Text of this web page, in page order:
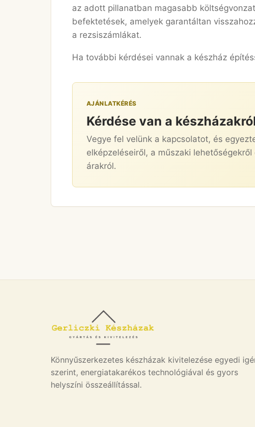
az adott pillanatban magasabb
befektetések, amelyek garantáltan
a rezsiszámlákat.
Ha további kérdései vannak a készház
AJÁNLATKÉRÉS
Kérdése van a
Vegye fel velünk a kapcsolatot, és
elképzeléseiről, a műszaki lehetőségekről
árakról.
Könnyűszerkezetes készházak kivitelezése egyedi
szerint, energiatakarékos technológiával és gyors
helyszíni összeállítással.